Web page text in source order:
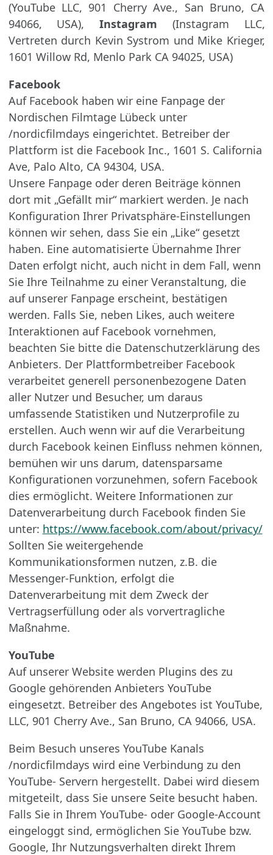
(YouTube LLC, 901 Cherry Ave., San Bruno, CA
94066, USA), Instagram (Instagram LLC,
Vertreten durch Kevin Systrom und Mike Krieger,
1601 Willow Rd, Menlo Park CA 94025, USA)
Facebook
Auf Facebook haben wir eine Fanpage der
Nordischen Filmtage Lübeck unter
/nordicfilmdays eingerichtet. Betreiber der
Plattform ist die Facebook Inc., 1601 S. California
Ave, Palo Alto, CA 94304, USA.
Unsere Fanpage oder deren Beiträge können
dort mit „Gefällt mir“ markiert werden. Je nach
Konfiguration Ihrer Privatsphäre-Einstellungen
können wir sehen, dass Sie ein „Like“ gesetzt
haben. Eine automatisierte Übernahme Ihrer
Daten erfolgt nicht, auch nicht in dem Fall, wenn
Sie Ihre Teilnahme zu einer Veranstaltung, die
auf unserer Fanpage erscheint, bestätigen
werden. Falls Sie, neben Likes, auch weitere
Interaktionen auf Facebook vornehmen,
beachten Sie bitte die Datenschutzerklärung des
Anbieters. Der Plattformbetreiber Facebook
verarbeitet generell personenbezogene Daten
aller Nutzer und Besucher, um daraus
umfassende Statistiken und Nutzerprofile zu
erstellen. Auch wenn wir auf die Verarbeitung
durch Facebook keinen Einfluss nehmen können,
bemühen wir uns darum, datensparsame
Konfigurationen vorzunehmen, sofern Facebook
dies ermöglicht. Weitere Informationen zur
Datenverarbeitung durch Facebook finden Sie
unter: https://www.facebook.com/about/privacy/
Sollten Sie weitergehende
Kommunikationsformen nutzen, z.B. die
Messenger-Funktion, erfolgt die
Datenverarbeitung mit dem Zweck der
Vertragserfüllung oder als vorvertragliche
Maßnahme.
YouTube
Auf unserer Website werden Plugins des zu
Google gehörenden Anbieters YouTube
eingesetzt. Betreiber des Angebotes ist YouTube,
LLC, 901 Cherry Ave., San Bruno, CA 94066, USA.
Beim Besuch unseres YouTube Kanals
/nordicfilmdays wird eine Verbindung zu den
YouTube- Servern hergestellt. Dabei wird diesem
mitgeteilt, dass Sie unsere Seite besucht haben.
Falls Sie in Ihrem YouTube- oder Google-Account
eingeloggt sind, ermöglichen Sie YouTube bzw.
Google, Ihr Nutzungsverhalten direkt Ihrem